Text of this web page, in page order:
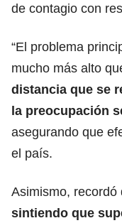
de contagio con
“El problema
mucho más alto
distancia que se
la preocupación
asegurando que
el país.
Asimismo, recordó
sintiendo que